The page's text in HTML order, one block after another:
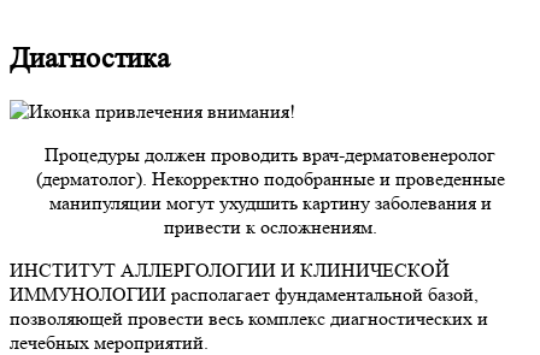
Диагностика
Процедуры должен проводить врач-дерматовенеролог
(дерматолог). Некорректно подобранные и проведенные
манипуляции могут ухудшить картину заболевания и
привести к осложнениям.
ИНСТИТУТ АЛЛЕРГОЛОГИИ И КЛИНИЧЕСКОЙ
ИММУНОЛОГИИ располагает фундаментальной базой,
позволяющей провести весь комплекс диагностических и
лечебных мероприятий.